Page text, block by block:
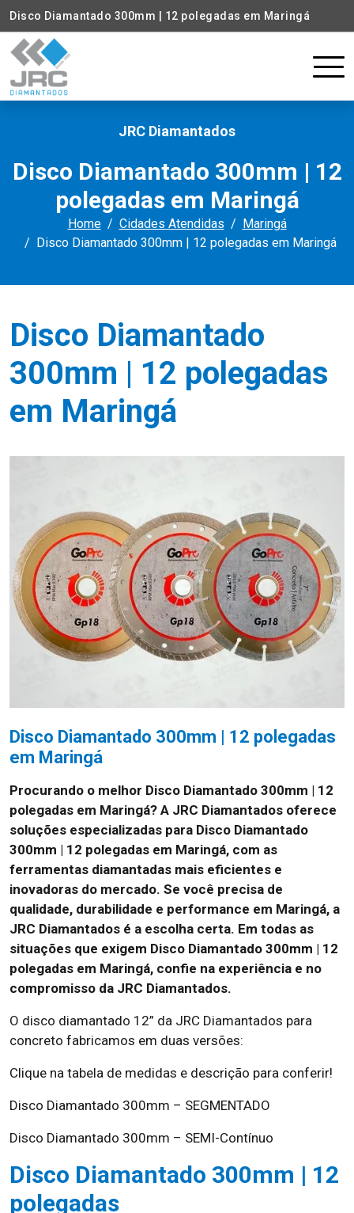
Disco Diamantado 300mm | 12 polegadas em Maringá
JRC Diamantados
Disco Diamantado 300mm | 12
polegadas em Maringá
Home Cidades Atendidas
Maringá
Disco Diamantado 300mm | 12 polegadas em Maringá
Disco Diamantado
300mm | 12 polegadas
em Maringá
Disco Diamantado 300mm | 12 polegadas
em Maringá
Procurando o melhor Disco Diamantado 300mm | 12
polegadas em Maringá? A JRC Diamantados oferece
soluções especializadas para Disco Diamantado
300mm | 12 polegadas em Maringá, com as
ferramentas diamantadas mais eficientes e
inovadoras do mercado. Se você precisa de
qualidade, durabilidade e performance em Maringá, a
JRC Diamantados é a escolha certa. Em todas as
situações que exigem Disco Diamantado 300mm | 12
polegadas em Maringá, confie na experiência e no
compromisso da JRC Diamantados.
O disco diamantado 12” da JRC Diamantados para
concreto fabricamos em duas versões:
Clique na tabela de medidas e descrição para conferir!
Disco Diamantado 300mm – SEGMENTADO
Disco Diamantado 300mm – SEMI-Contínuo
Disco Diamantado 300mm | 12
polegadas